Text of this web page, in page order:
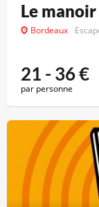
Le
Bordeaux
21 - 36€
par personne